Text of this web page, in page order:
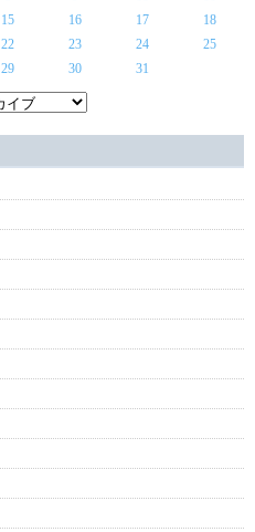
15 16 17
18
22 23 24
25
29 30 31